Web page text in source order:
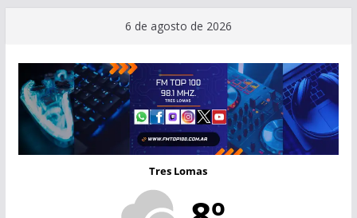
contenido
6 de agosto de 2026
Tres Lomas